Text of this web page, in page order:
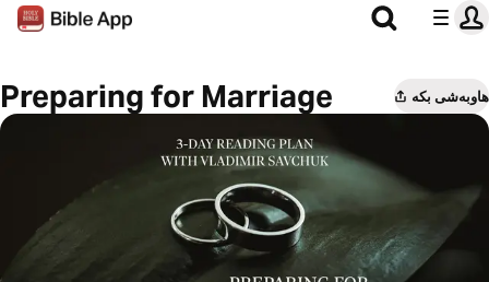
Preparing for Marriage هاوبەشی بکە